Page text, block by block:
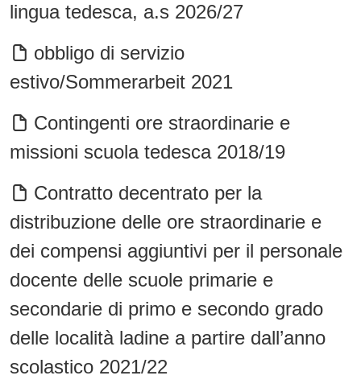
lingua tedesca, a.s 2026/27
obbligo di servizio
estivo/Sommerarbeit 2021
Contingenti ore straordinarie e
missioni scuola tedesca 2018/19
Contratto decentrato per la
distribuzione delle ore straordinarie e
dei compensi aggiuntivi per il personale
docente delle scuole primarie e
secondarie di primo e secondo grado
delle località ladine a partire dall’anno
scolastico 2021/22